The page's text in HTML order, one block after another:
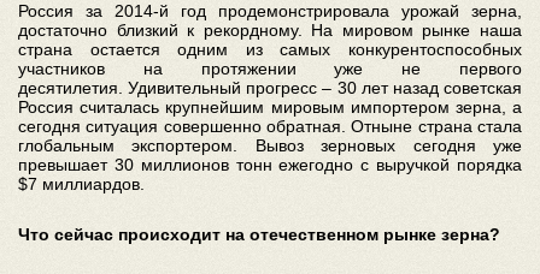
Россия за 2014-й год продемонстрировала урожай зерна,
достаточно близкий к рекордному. На мировом рынке наша
страна остается одним из самых конкурентоспособных
участников на протяжении уже не первого
десятилетия.Удивительный прогресс – 30 лет назад советская
Россия считалась крупнейшим мировым импортером зерна, а
сегодня ситуация совершенно обратная. Отныне страна стала
глобальным экспортером. Вывоз зерновых сегодня уже
превышает 30 миллионов тонн ежегодно с выручкой порядка
$7 миллиардов.
Что сейчас происходит на отечественном рынке зерна?